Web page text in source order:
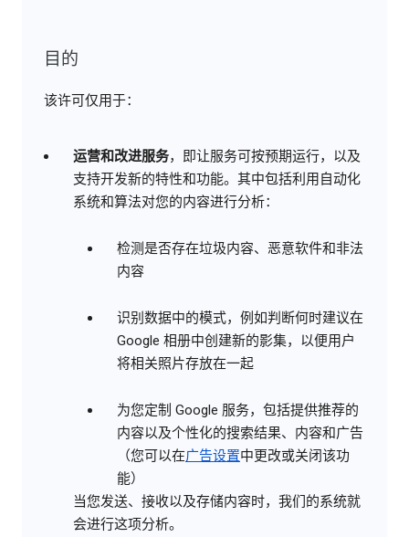
目的
该许可仅用于：
运营和改进服务，即让服务可按预期运行，以及
支持开发新的特性和功能。其中包括利用自动化
系统和算法对您的内容进行分析：
检测是否存在垃圾内容、恶意软件和非法
内容
识别数据中的模式，例如判断何时建议在
Google 相册中创建新的影集，以便用户
将相关照片存放在一起
为您定制 Google 服务，包括提供推荐的
内容以及个性化的搜索结果、内容和广告
（您可以在广告设置中更改或关闭该功
能）
当您发送、接收以及存储内容时，我们的系统就
会进行这项分析。